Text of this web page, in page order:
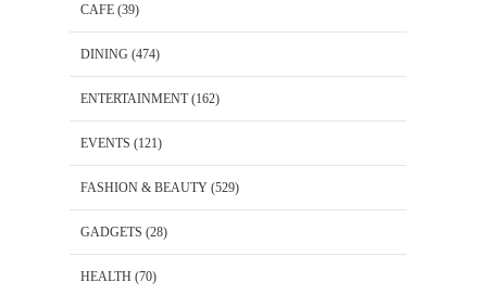
CAFE (39)
DINING (474)
ENTERTAINMENT(162)
EVENTS (121)
FASHION & BEAUTY (529)
GADGETS (28)
HEALTH (70)